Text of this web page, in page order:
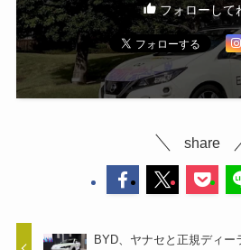
フォローして
share
BYD、ヤナセと正規ディ